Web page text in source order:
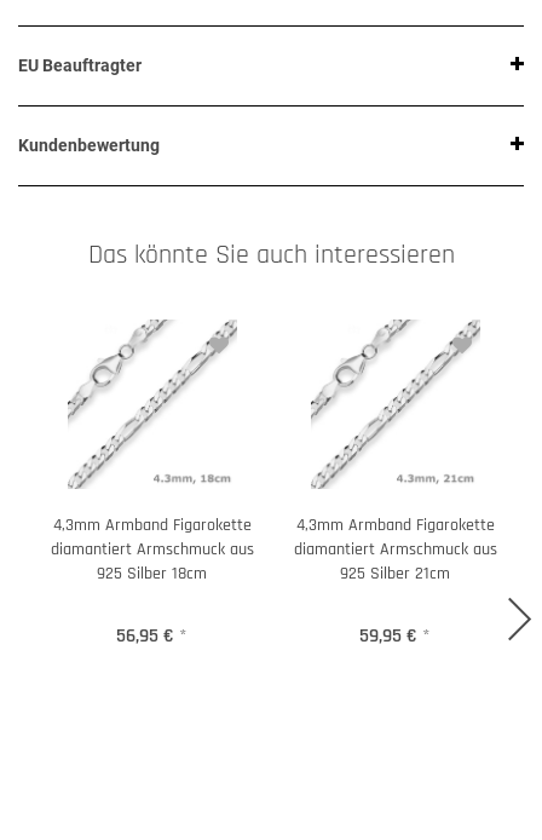
EU Beauftragter
Kundenbewertung
Das könnte Sie auch interessieren
4,3mm Armband Figarokette
diamantiert Armschmuck aus
925 Silber 18cm
56,95 € *
4,3mm Armband Figarokette
diamantiert Armschmuck aus
925 Silber 21cm
59,95 € *